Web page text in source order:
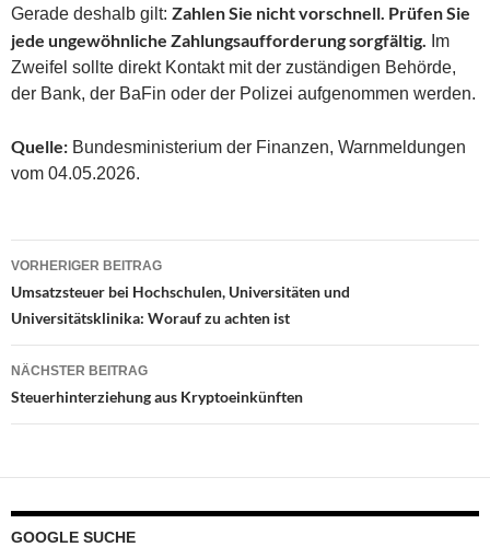
Gerade deshalb gilt: Zahlen Sie nicht vorschnell. Prüfen Sie
jede ungewöhnliche Zahlungsaufforderung sorgfältig.
Im
Zweifel sollte direkt Kontakt mit der zuständigen Behörde,
der Bank, der BaFin oder der Polizei aufgenommen werden.
Quelle: Bundesministerium der Finanzen, Warnmeldungen
vom 04.05.2026.
Beitragsnavigation
VORHERIGER BEITRAG
Umsatzsteuer bei Hochschulen, Universitäten und
Universitätsklinika: Worauf zu achten ist
NÄCHSTER BEITRAG
Steuerhinterziehung aus Kryptoeinkünften
GOOGLE SUCHE